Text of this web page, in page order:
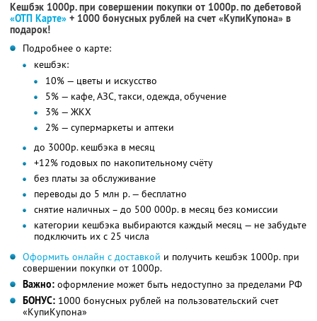
Кешбэк 1000р. при совершении покупки от 1000р. по дебетовой
«ОТП Карте» + 1000 бонусных рублей на счет «КупиКупона» в
подарок!
Подробнее о карте:
кешбэк:
10% — цветы и искусство
5% — кафе, АЗС, такси, одежда, обучение
3% — ЖКХ
2% — супермаркеты и аптеки
до 3000р. кешбэка в месяц
+12% годовых по накопительному счёту
без платы за обслуживание
переводы до 5 млн р. — бесплатно
снятие наличных – до 500 000р. в месяц без комиссии
категории кешбэка выбираются каждый месяц — не забудьте
подключить их с 25 числа
Оформить онлайн с доставкой и получить кешбэк 1000р. при
совершении покупки от 1000р.
Важно: оформление может быть недоступно за пределами РФ
БОНУС: 1000 бонусных рублей на пользовательский счет
«КупиКупона»